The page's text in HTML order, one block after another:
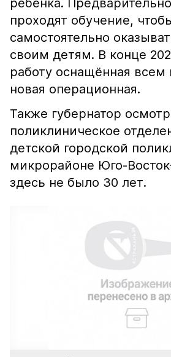
ребёнка.
проходят обучение,
самостоятельно
своим детям. В конце
работу оснащённая
новая операционная.
Также губернатор
поликлиническое
детской городской
микрорайоне Юго-
здесь не было 30 лет.